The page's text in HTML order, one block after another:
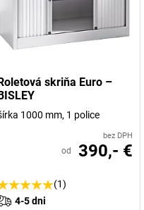
skriňa Euro –
1000 mm, 1 police
bez DPH
od 390,- €
(1)
4-5 dni